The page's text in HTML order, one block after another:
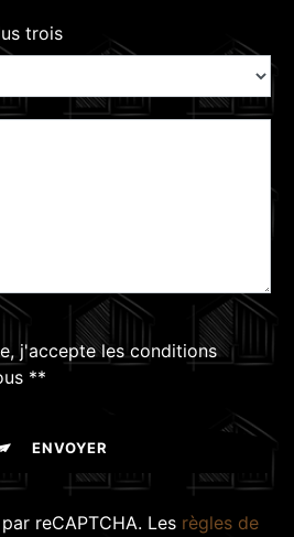
trois
j'accepte les conditions
**
ENVOYER
reCAPTCHA. Les règles de